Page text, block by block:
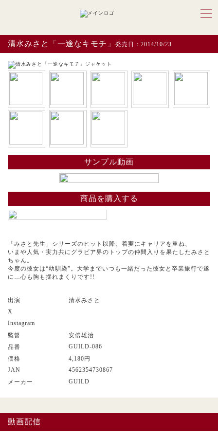
清水みさと「一途なキモチ」 発売日：2014/10/23
サンプル動画
商品を購入する
「みさと先生」シリーズのヒット以降、着実にキャリアを重ね、
いまや人気・実力共にグラビア界のトップの仲間入りを果たしたみさと
ちゃん。
今度の彼女は“幼馴染”。大学までいつも一緒だった彼女と卒業旅行で遂
に…心も胸も揺れまくりです!!
出演
清水みさと
X
Instagram
監督
安倍雄治
品番
GUILD-086
価格
4,180円
JAN
4562354730867
メーカー
GUILD
動画配信